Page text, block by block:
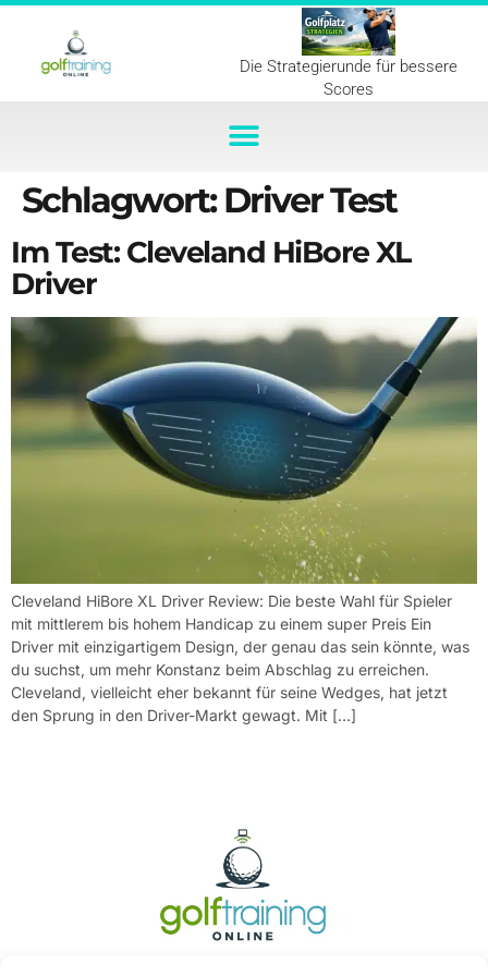
Die Strategierunde für bessere
Scores
Schlagwort:Driver Test
Im Test: Cleveland HiBore XL
Driver
Cleveland HiBore XL Driver Review: Die beste Wahl für Spieler
mit mittlerem bis hohem Handicap zu einem super Preis Ein
Driver mit einzigartigem Design, der genau das sein könnte, was
du suchst, um mehr Konstanz beim Abschlag zu erreichen.
Cleveland, vielleicht eher bekannt für seine Wedges, hat jetzt
den Sprung in den Driver-Markt gewagt. Mit […]